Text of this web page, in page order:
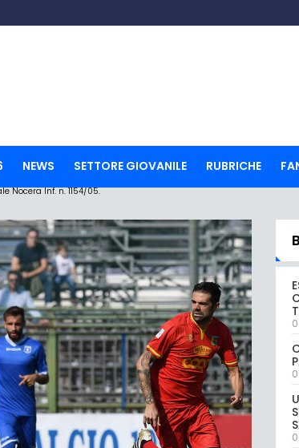
NEWS SETTORE GIOVANILE RUBRICHE
Nocera Inf. n. 1154/05.